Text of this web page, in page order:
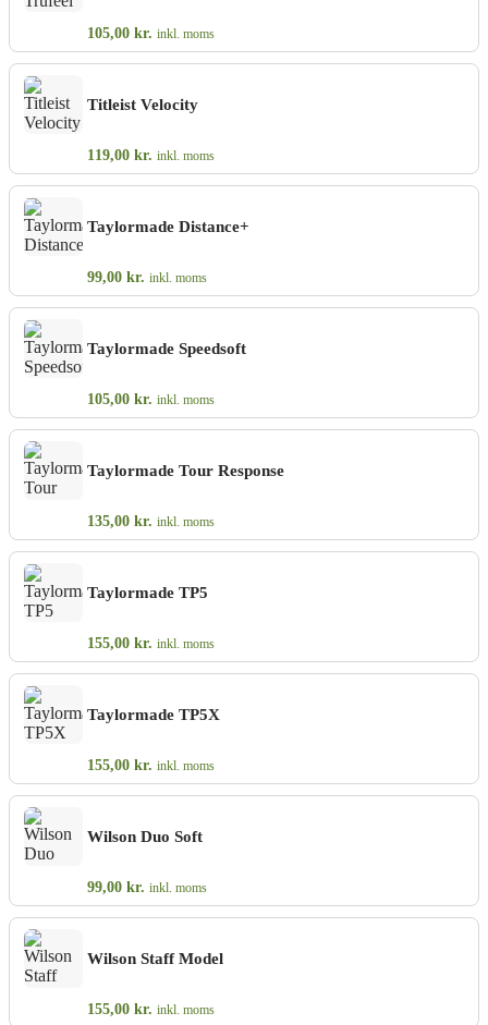
105,00 kr. inkl. moms
Titleist Velocity
119,00 kr. inkl. moms
Taylormade Distance+
99,00 kr. inkl. moms
Taylormade Speedsoft
105,00 kr. inkl. moms
Taylormade Tour Response
135,00 kr. inkl. moms
Taylormade TP5
155,00 kr. inkl. moms
Taylormade TP5X
155,00 kr. inkl. moms
Wilson Duo Soft
99,00 kr. inkl. moms
Wilson Staff Model
155,00 kr. inkl. moms